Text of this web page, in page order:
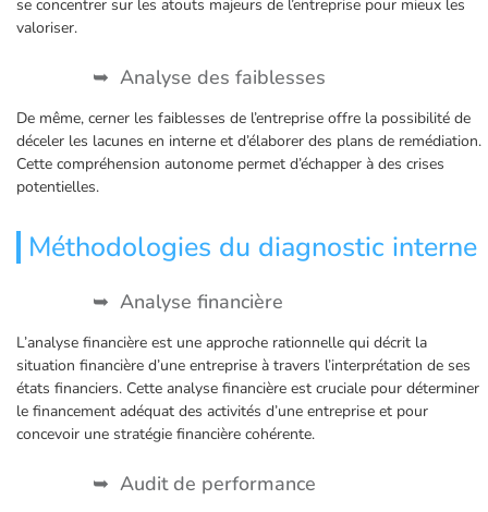
se concentrer sur les atouts majeurs de l’entreprise pour mieux les
valoriser.
Analyse des faiblesses
De même, cerner les faiblesses de l’entreprise offre la possibilité de
déceler les lacunes en interne et d’élaborer des plans de remédiation.
Cette compréhension autonome permet d’échapper à des crises
potentielles.
Méthodologies du diagnostic interne
Analyse financière
L’analyse financière est une approche rationnelle qui décrit la
situation financière d’une entreprise à travers l’interprétation de ses
états financiers. Cette analyse financière est cruciale pour déterminer
le financement adéquat des activités d’une entreprise et pour
concevoir une stratégie financière cohérente.
Audit de performance